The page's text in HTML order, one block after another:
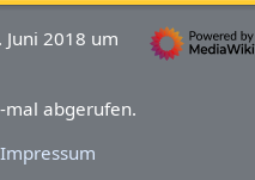
2018 um
mal abgerufen.
Impressum